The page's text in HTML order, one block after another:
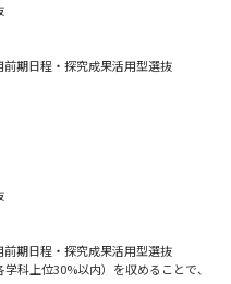
る
期日程・探究成果活用型選抜
期日程・探究成果活用型選抜
科上位30%以内）を収めることで、